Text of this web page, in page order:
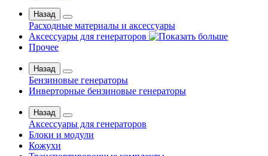
Назад
Расходные материалы и аксессуары
Аксессуары для генераторов
Прочее
Назад
Бензиновые генераторы
Инверторные бензиновые генераторы
Назад
Аксессуары для генераторов
Блоки и модули
Кожухи